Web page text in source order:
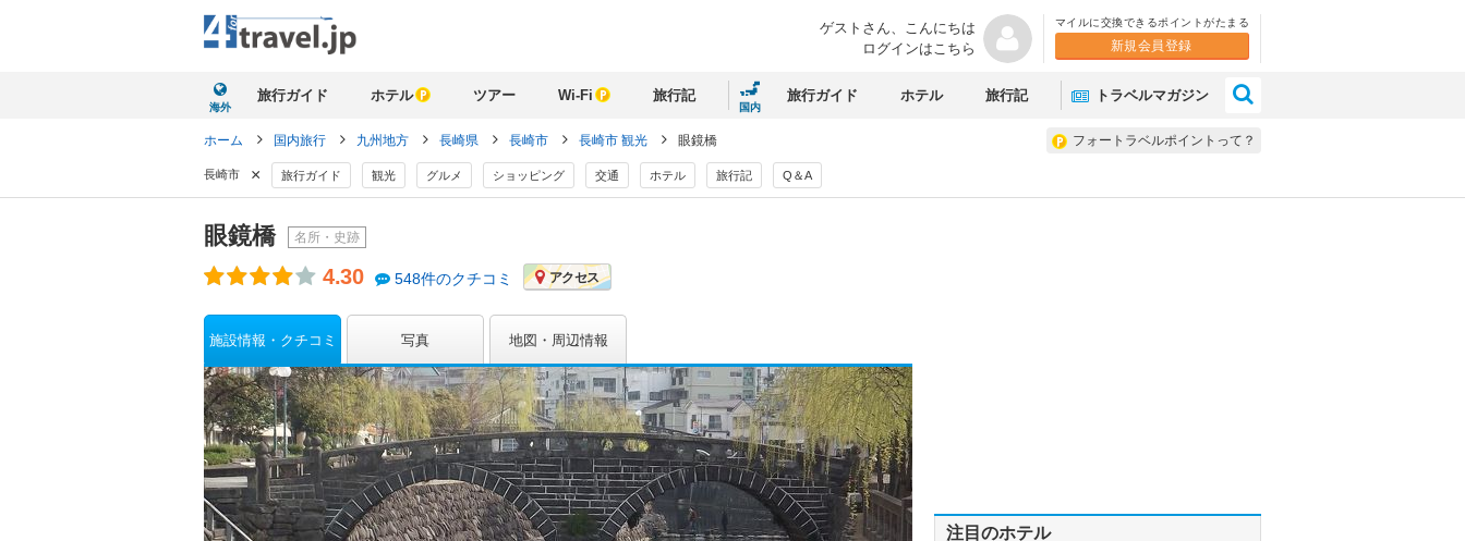
ゲストさん、 こんにちは
ログインはこちら
マイルに交換できるポイントがたまる
新規会員登録
海外
旅行ガイド ホテル ツアー Wi-Fi 旅行記
国内
旅行ガイド ホテル 旅行記 トラベルマガジン
フォートラベルポイントって？
ホーム 国内旅行 九州地方 長崎県 長崎市 長崎市 観光 眼鏡橋
長崎市 × 旅行ガイド 観光 グルメ ショッピング 交通 ホテル 旅行記 Q＆A
眼鏡橋 名所・史跡
4.30 548件のクチコミ アクセス
施設情報・クチコミ 写真 地図・周辺情報
注目のホテル